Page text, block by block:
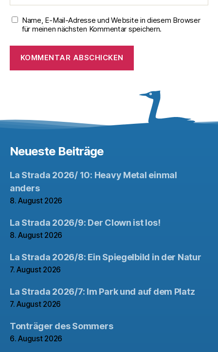
Name, E-Mail-Adresse und Website in diesem Browser
für meinen nächsten Kommentar speichern.
Neueste Beiträge
La Strada 2026/ 10: Heavy Metal einmal
anders
8. August 2026
La Strada 2026/9: Der Clown ist los!
8. August 2026
La Strada 2026/8: Ein Spiegelbild in der Natur
7. August 2026
La Strada 2026/7: Im Park und auf dem Platz
7. August 2026
Tonträger des Sommers
6. August 2026